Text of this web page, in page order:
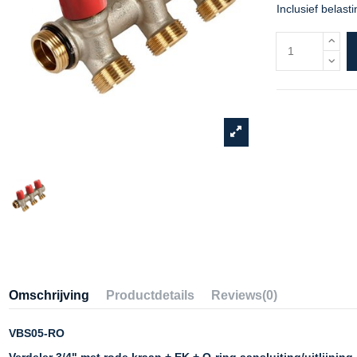
Inclusief
Omschrijving Productdetails Reviews(0)
VBS05-RO